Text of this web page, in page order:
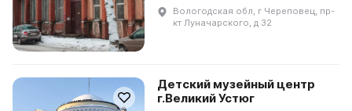
название и статус. Основная цель
музея - собирать, изучать и
популяризирова...
Вологодская обл, г Череповец, пр-
кт Луначарского, д 32
Детский музейный центр
г.Великий Устюг